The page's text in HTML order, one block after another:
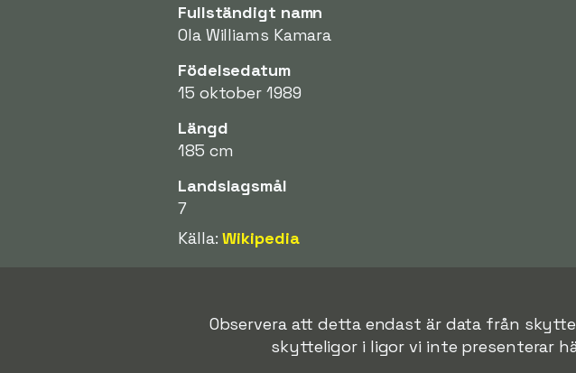
Fullständigt namn
Ola Williams Kamara
Födelsedatum
15 oktober 1989
Längd
185 cm
Landslagsmål
7
Källa:Wikipedia
Observera att detta endast är data från
skytteligor i ligor vi inte presenterar